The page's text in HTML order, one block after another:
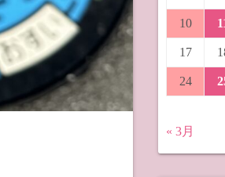
10
17
24
« 3月